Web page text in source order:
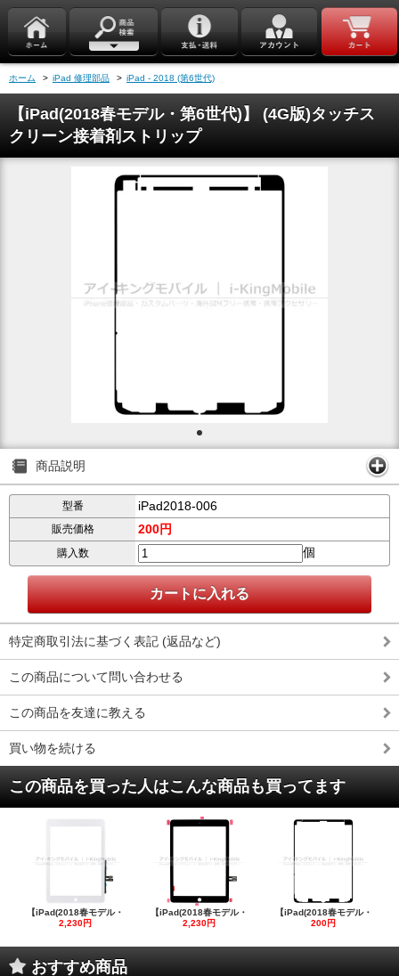
ホーム > iPad 修理部品 > iPad - 2018 (第6世代)
【iPad(2018春モデル・第6世代)】 (4G版)タッチス
クリーン接着剤ストリップ
商品説明
型番 iPad2018-006
販売価格 200円
購入数 個
特定商取引法に基づく表記 (返品など)
この商品について問い合わせる
この商品を友達に教える
買い物を続ける
この商品を買った人はこんな商品も買ってます
【iPad(2018春モデル・
2,230円
【iPad(2018春モデル・
2,230円
【iPad(2018春モデル・
200円
おすすめ商品